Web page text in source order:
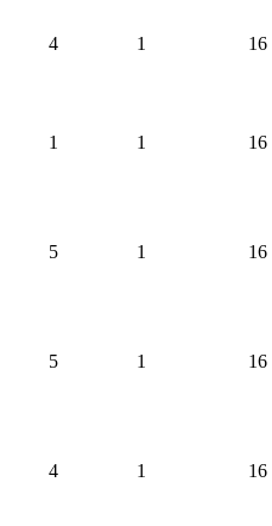
4 1 16
1 1 16
5 1 16
5 1 16
4 1 16